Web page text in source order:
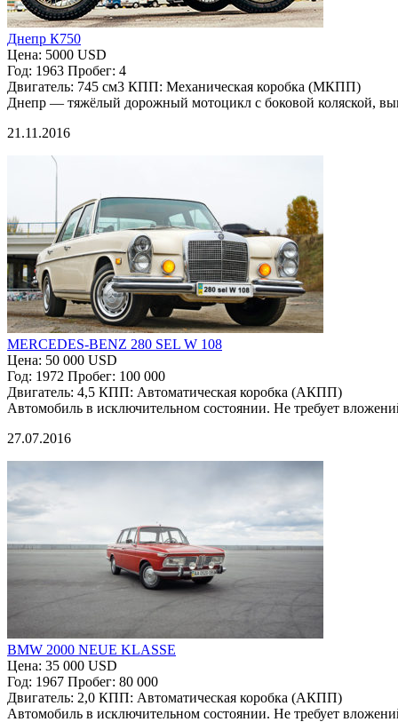
Днепр К750
Цена: 5000 USD
Год: 1963 Пробег: 4
Двигатель: 745 см3 КПП: Механическая коробка (МКПП)
Днепр — тяжёлый дорожный мотоцикл с боковой коляской,
21.11.2016
MERCEDES-BENZ 280 SEL W 108
Цена: 50 000 USD
Год: 1972 Пробег: 100 000
Двигатель: 4,5 КПП: Автоматическая коробка (АКПП)
Автомобиль в исключительном состоянии. Не требует
27.07.2016
BMW 2000 NEUE KLASSE
Цена: 35 000 USD
Год: 1967 Пробег: 80 000
Двигатель: 2,0 КПП: Автоматическая коробка (АКПП)
Автомобиль в исключительном состоянии. Не требует